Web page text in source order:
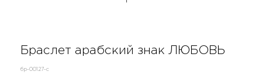
Браслет арабский знак ЛЮБОВЬ
бр-00127-с